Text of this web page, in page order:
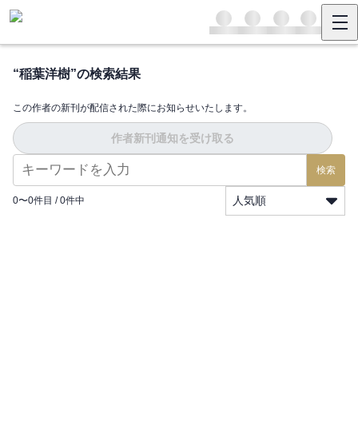
“稲葉洋樹”の検索結果
この作者の新刊が配信された際にお知らせいたします。
作者新刊通知を受け取る
検索
0〜0件目 / 0件中 人気順